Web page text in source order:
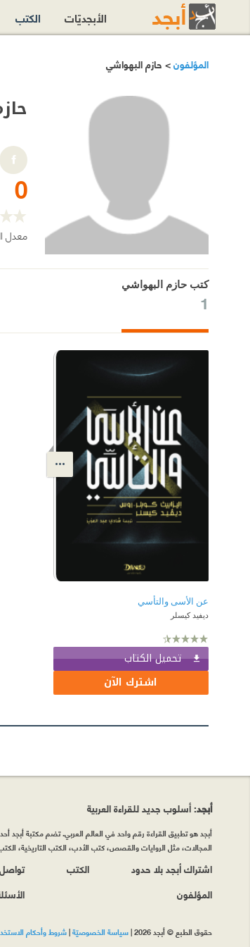
المؤلفون> حازم البهواشي
0
معدل
كتب حازم البهواشي
1
عن الأسى والتأسي
ديفيد كيسلر
تحميل الكتاب
اشترك الآن
الأبجديّات الكتب
أبجد: أسلوب جديد للقراءة العربية
أبجد هو تطبيق القراءة رقم واحد في العالم العربي. تضم مكتبة أبجد
المجالات، مثل الروايات والقصص، كتب الأدب، الكتب التاريخية،
اشتراك أبجد بلا حدود
المؤلفون
الكتب
حقوق الطبع © أبجد 2026 |سياسة الخصوصيّة|شروط وأحكام